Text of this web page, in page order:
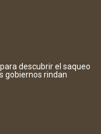
descubrir el saqueo
gobiernos rindan